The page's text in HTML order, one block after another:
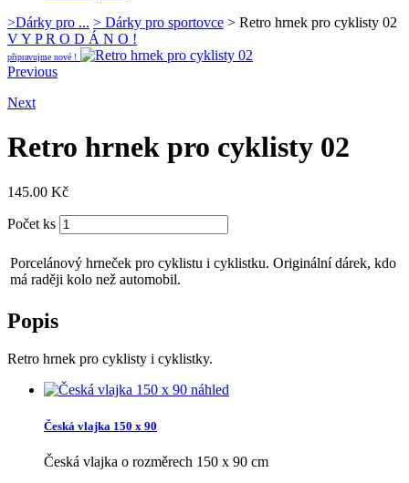
>Dárky pro ... > Dárky pro sportovce > Retro hrnek pro cyklisty 02
V Y P R O D Á N O !
připravujme nové !
Previous
Next
Retro hrnek pro cyklisty 02
145.00 Kč
Počet ks
Porcelánový hrneček pro cyklistu i cyklistku. Originální dárek, kdo
má raději kolo než automobil.
Popis
Retro hrnek pro cyklisty i cyklistky.
náhled
Česká vlajka 150 x 90
Česká vlajka o rozměrech 150 x 90 cm